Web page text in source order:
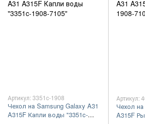
Артикул: 3351c-1908
Чехол на Samsung Galaxy A31
A315F Капли воды "3351c-
Артикул:
Чехол на
A315F